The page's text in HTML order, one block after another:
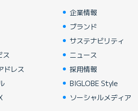
ス
ドレス
企業情報
ブランド
サステナビリティ
ニュース
採用情報
BIGLOBE Style
ソーシャルメディア